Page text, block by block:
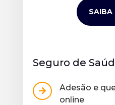
SAIBA
Seguro de

Adesão e
online